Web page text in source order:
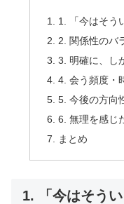
1. 「今はそう
2. 関係性のバ
3. 明確に、し
4. 会う頻度・
5. 今後の方向
6. 無理を感じ
まとめ
1. 「今はそう